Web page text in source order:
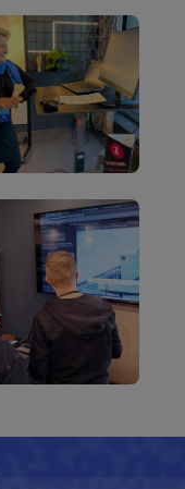
KI-